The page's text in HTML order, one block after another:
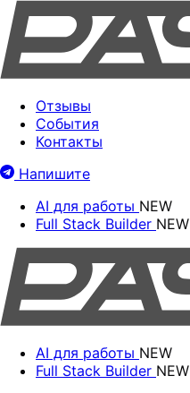
Отзывы
События
Контакты
Напишите
AI для работы NEW
Full Stack Builder NEW
AI для работы NEW
Full Stack Builder NEW